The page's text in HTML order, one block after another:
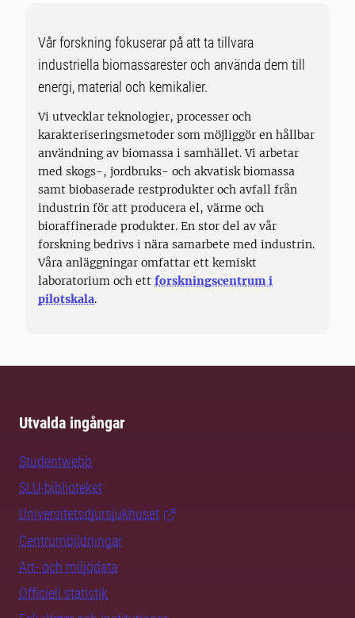
Vår forskning fokuserar på att ta tillvara
industriella biomassarester och använda dem till
energi, material och kemikalier.
Vi utvecklar teknologier, processer och
karakteriseringsmetoder som möjliggör en hållbar
användning av biomassa i samhället. Vi arbetar
med skogs-, jordbruks- och akvatisk biomassa
samt biobaserade restprodukter och avfall från
industrin för att producera el, värme och
bioraffinerade produkter. En stor del av vår
forskning bedrivs i nära samarbete med industrin.
Våra anläggningar omfattar ett kemiskt
laboratorium och ett forskningscentrum i
pilotskala.
Utvalda ingångar
Studentwebb
SLU-biblioteket
Universitetsdjursjukhuset
Centrumbildningar
Art- och miljödata
Officiell statistik